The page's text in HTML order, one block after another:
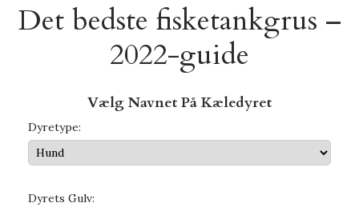
Det bedste fisketankgrus –
2022-guide
Vælg Navnet På Kæledyret
Dyretype:
Dyrets Gulv: